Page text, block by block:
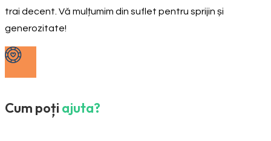
trai decent. Vă mulțumim din suflet pentru sprijin și
generozitate!
Cum poți ajuta?